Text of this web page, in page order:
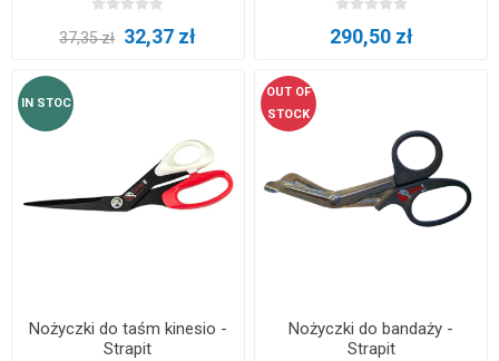
37,35 zł 32,37 zł 290,50 zł
IN STOC
Nożyczki do taśm kinesio -
Strapit
OUT OF
STOCK
Nożyczki do bandaży -
Strapit